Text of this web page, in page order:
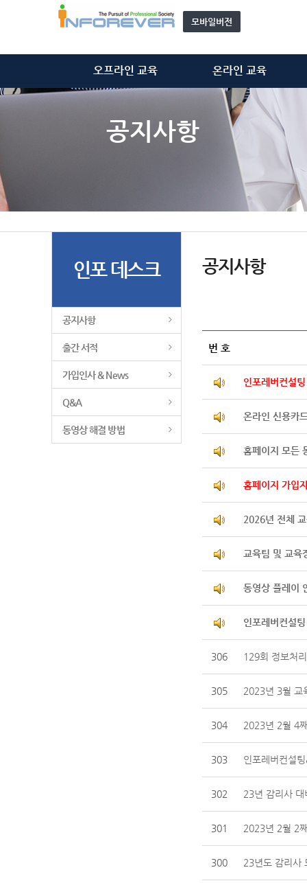
모바일버전
오프라인 교육
정보시스템감리사
ISMS-P 심사원
온라인 교육
정보처리기술사
정보시스템감리사
ISMS-P 심사원
개인정보관리사(CPPG)
기타 동영상
공지사항
인포 데스크
공지사항
출간 서적
가입인사 & News
Q&A
동영상 해결 방법
공지사항
번 호
인포레버컨설
온라인 신용카
홈페이지 모든
홈페이지 가입
2026년 전체
교육팀 및 교육
동영상 플레이
인포레버컨설
306 129회 정보처
305 2023년 3월 교
304 2023년 2월 4
303 인포레버컨설
302 23년 감리사
301 2023년 2월 2
300 23년도 감리사